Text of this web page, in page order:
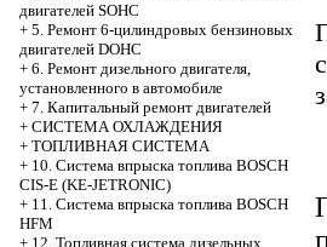
двигателей SOHC
+ 5. Ремонт 6-цилиндровых бензиновых
двигателей DOHC
+ 6. Ремонт дизельного двигателя,
установленного в автомобиле
+ 7. Капитальный ремонт двигателей
+ СИСТЕМА ОХЛАЖДЕНИЯ
+ ТОПЛИВНАЯ СИСТЕМА
+ 10. Система впрыска топлива BOSCH
CIS-E (KE-JETRONIC)
+ 11. Система впрыска топлива BOSCH
HFM
+ 12. Топливная система дизельных